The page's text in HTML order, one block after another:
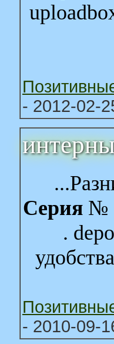
- 2012-02-
Серия №
.
- 2010-09-